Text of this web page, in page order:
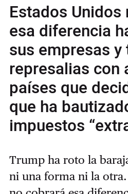
Estados
esa diferencia
sus empresas y
represalias con
países que
que ha
impuestos
Trump ha roto la
ni una forma ni la